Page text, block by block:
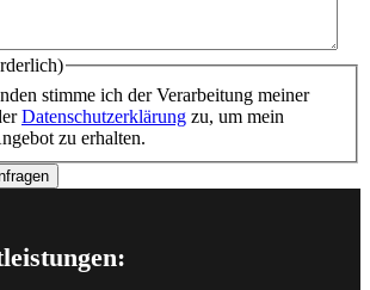
stimme ich der Verarbeitung meiner
Datenschutzerklärung zu, um mein
zu erhalten.